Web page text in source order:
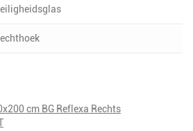
cm BG Reflexa Rechts